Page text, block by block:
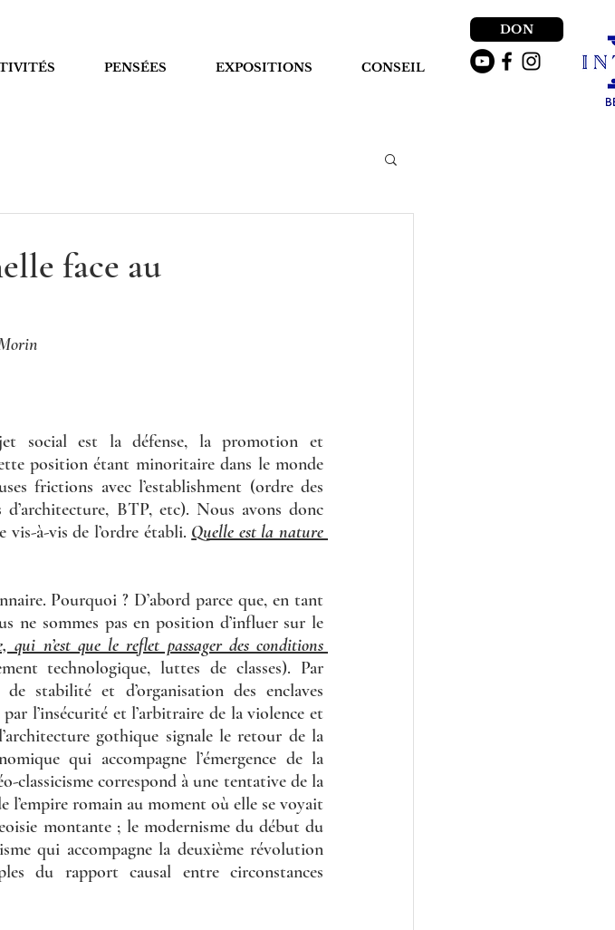
PENSÉES EXPOSITIONS CONSEIL
DON
face au
social est la défense, la promotion et
position étant minoritaire dans le monde
frictions avec l’establishment (ordre des
d’architecture, BTP, etc). Nous avons donc
à-vis de l’ordre établi. Quelle est la nature
Pourquoi ? D’abord parce que, en tant
ne sommes pas en position d’influer sur le
qui n’est que le reflet passager des conditions
technologique, luttes de classes). Par
stabilité et d’organisation des enclaves
l’insécurité et l’arbitraire de la violence et
gothique signale le retour de la
qui accompagne l’émergence de la
classicisme correspond à une tentative de la
l’empire romain au moment où elle se voyait
montante ; le modernisme du début du
qui accompagne la deuxième révolution
du rapport causal entre circonstances